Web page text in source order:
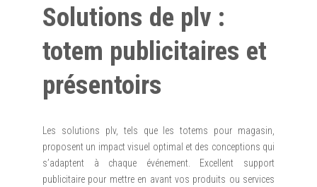
Solutions de plv :
totem publicitaires et
présentoirs
Les solutions plv, tels que les totems pour magasin,
proposent un impact visuel optimal et des conceptions qui
s’adaptent à chaque événement. Excellent support
publicitaire pour mettre en avant vos produits ou services